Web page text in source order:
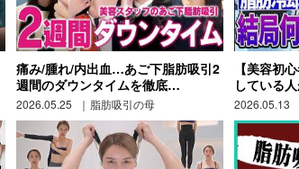
痛み/腫れ/内出血…あご下脂肪吸引2
週間のダウンタイムを徹底…
2026.05.25 脂肪吸引の母
【美容初
している
2026.05.13